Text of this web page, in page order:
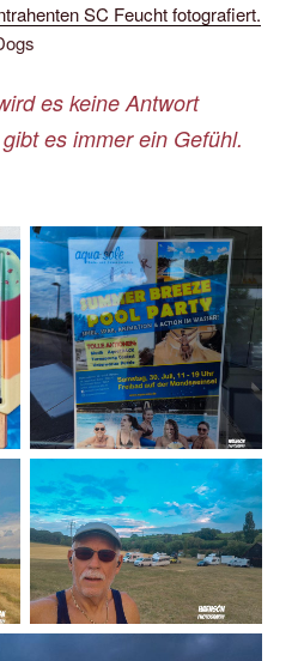
SC Feucht fotografiert.
es keine Antwort
es immer ein Gefühl.